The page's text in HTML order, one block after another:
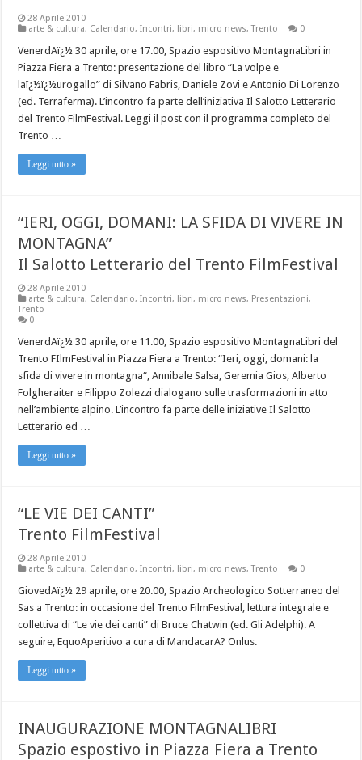
28 Aprile 2010
arte & cultura, Calendario,Incontri, libri, micro news,Trento 0
VenerdAï¿½ 30 aprile, ore 17.00, Spazio espositivo MontagnaLibri in
Piazza Fiera a Trento: presentazione del libro “La volpe e
laï¿½ï¿½urogallo” di Silvano Fabris, Daniele Zovi e Antonio Di Lorenzo
(ed. Terraferma). L’incontro fa parte dell’iniziativa Il Salotto Letterario
del Trento FilmFestival. Leggi il post con il programma completo del
Trento …
Leggi tutto »
“IERI, OGGI, DOMANI: LA SFIDA DI VIVERE IN
MONTAGNA”
Il Salotto Letterario del Trento FilmFestival
28 Aprile 2010
arte & cultura, Calendario,Incontri, libri, micro news, Presentazioni,
Trento
0
VenerdAï¿½ 30 aprile, ore 11.00, Spazio espositivo MontagnaLibri del
Trento FIlmFestival in Piazza Fiera a Trento: “Ieri, oggi, domani: la
sfida di vivere in montagna“, Annibale Salsa, Geremia Gios, Alberto
Folgheraiter e Filippo Zolezzi dialogano sulle trasformazioni in atto
nell’ambiente alpino. L’incontro fa parte delle iniziative Il Salotto
Letterario ed …
Leggi tutto »
“LE VIE DEI CANTI”
Trento FilmFestival
28 Aprile 2010
arte & cultura, Calendario,Incontri, libri, micro news,Trento 0
GiovedAï¿½ 29 aprile, ore 20.00, Spazio Archeologico Sotterraneo del
Sas a Trento: in occasione del Trento FilmFestival, lettura integrale e
collettiva di “Le vie dei canti” di Bruce Chatwin (ed. Gli Adelphi). A
seguire, EquoAperitivo a cura di MandacarA? Onlus.
Leggi tutto »
INAUGURAZIONE MONTAGNALIBRI
Spazio espostivo in Piazza Fiera a Trento